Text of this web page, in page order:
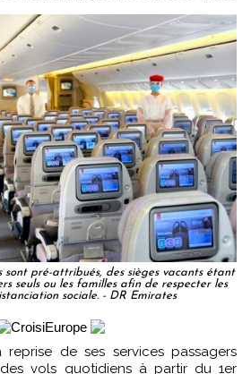
sont pré-attribués, des sièges vacants étant
seuls ou les familles afin de respecter les
sociale. - DR Emirates
vols quotidiens à partir du 1er